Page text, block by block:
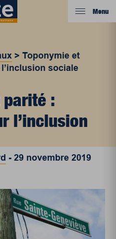
Menu
>Toponymie et
sociale
parité :
l’inclusion
-29 novembre 2019